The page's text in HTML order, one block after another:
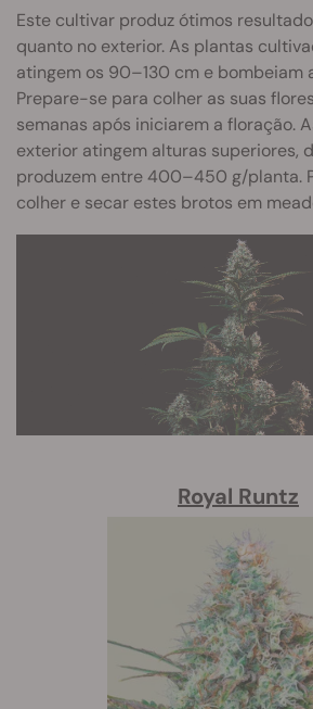
Este cultivar produz ótimos
quanto no exterior. As plantas
atingem os 90–130 cm e bombeiam
Prepare-se para colher as suas
semanas após iniciarem a floração.
exterior atingem alturas superiores,
produzem entre 400–450 g/planta.
colher e secar estes brotos em
Royal Runtz